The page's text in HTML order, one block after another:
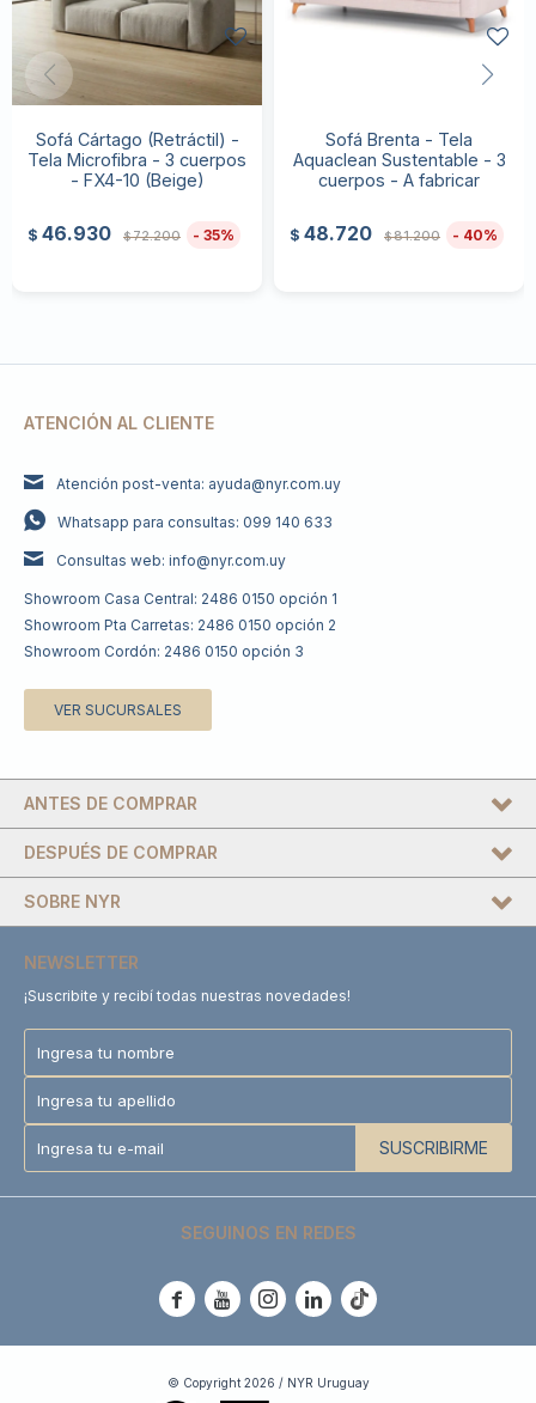
Sofá Cártago (Retráctil) -
Tela Microfibra - 3 cuerpos
- FX4-10 (Beige)
$ 46.930 $72.200 35
Sofá Brenta - Tela
Aquaclean Sustentable - 3
cuerpos - A fabricar
$ 48.720 $81.200 40
ATENCIÓN AL CLIENTE
Atención post-venta: ayuda@nyr.com.uy
Whatsapp para consultas: 099 140 633
Consultas web: info@nyr.com.uy
Showroom Casa Central: 2486 0150 opción 1
Showroom Pta Carretas: 2486 0150 opción 2
Showroom Cordón: 2486 0150 opción 3
VER SUCURSALES
DESPUÉS DE COMPRAR
SOBRE NYR
ANTES DE COMPRAR
NEWSLETTER
¡Suscribite y recibí todas nuestras novedades!
SUSCRIBIRME
SEGUINOS EN REDES
    
© Copyright 2026 / NYR Uruguay